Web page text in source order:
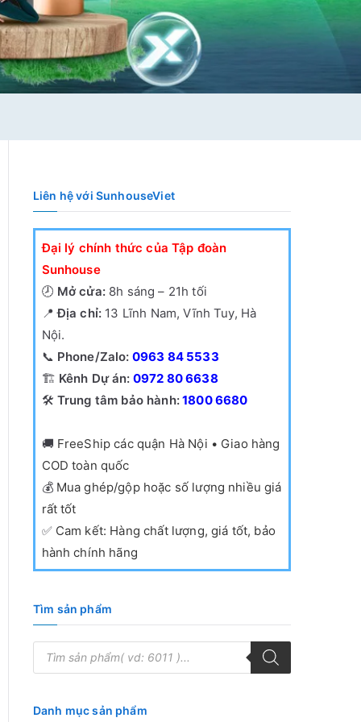
Liên hệ với SunhouseViet
Đại lý chính thức của Tập đoàn
Sunhouse
🕗 Mở cửa:8h sáng – 21h tối
📍Địa chỉ: 13 Lĩnh Nam, Vĩnh Tuy, Hà
Nội.
📞 Phone/Zalo: 0963 84 5533
🏗️ Kênh Dự án: 0972 80 6638
🛠️ Trung tâm bảo hành:1800 6680
🚚 FreeShip các quận Hà Nội • Giao hàng
COD toàn quốc
💰 Mua ghép/gộp hoặc số lượng nhiều giá
rất tốt
✅ Cam kết: Hàng chất lượng, giá tốt, bảo
hành chính hãng
Tìm sản phẩm
T
m
ế
Danh mục sản phẩm